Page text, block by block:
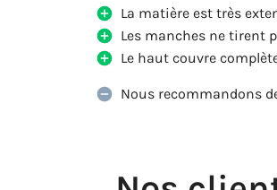
La matière est très
Les manches ne tirent
Le haut couvre
Nous recommandons